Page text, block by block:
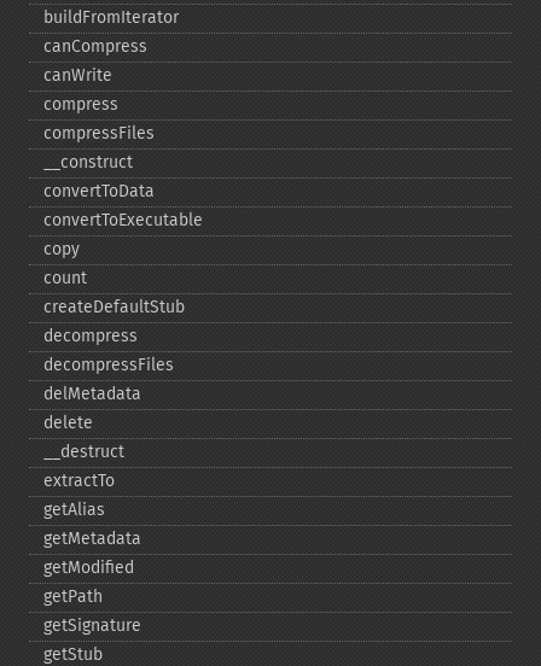
buildFromIterator
canCompress
canWrite
compress
compressFiles
_​_​construct
convertToData
convertToExecutable
copy
count
createDefaultStub
decompress
decompressFiles
delMetadata
delete
_​_​destruct
extractTo
getAlias
getMetadata
getModified
getPath
getSignature
getStub